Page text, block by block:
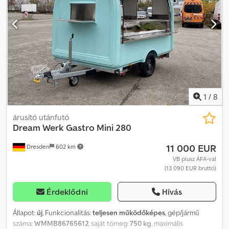
Dcodpfevbpuusx Ak Tsk A képek illusztrációk, a felszereltség
eltérhet a szabványtól. Műszaki változtatások joga fenntartva (pl.
abroncsméret).
nem tartalmazza. Erős márkák az ANHÄNGERWIRTZ-nél már több
mint 34 éve Több mint 850 utánfutó raktárról elérhető, valamint
kiegészítők értékesítése / Szervizelés: Anssems, Brian James
Trailers, Blyss, Brenderup, Böckmann, Cheval Liberté, Debon,
Eduard, HULCO, HENRA, Koch, Martz, Neptun, SARIS, Tomplan,
Trailershop, Variant, WM Meyer és még sokan mások… Az
értékesítési ár új, garanciális termékekre vonatkozik, az ÁFA külön
feltüntethető. Országos és BENELUX szintű szállítás. EU exportra
nettó ár és vámügyintézés megoldható (kérjük, érdeklődjön
személyesen). 10/25 készletkisöprés
1 / 8
Dresden 602 km
árusító utánfutó
Dream WerkGastro Mini 280
11 000 EUR
VB plusz ÁFA-val
(13 090 EUR bruttó)
Érdeklődni Hívás
Állapot:új, Funkcionalitás:teljesen működőképes, gép/jármű
száma:WMMB86765612, saját tömeg:750 kg, maximális